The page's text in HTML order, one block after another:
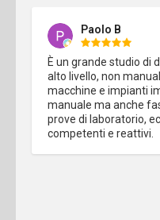
Paolo B
È un grande studio di
alto livello, non
macchine e impianti
manuale ma anche
prove di laboratorio,
competenti e reattivi.